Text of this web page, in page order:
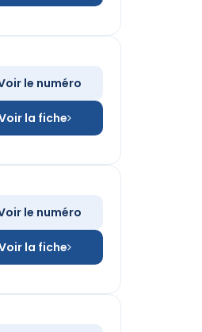
le numéro
la fiche
le numéro
la fiche